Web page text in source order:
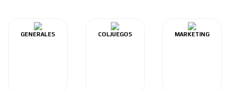
GENERALES COLJUEGOS MARKETING